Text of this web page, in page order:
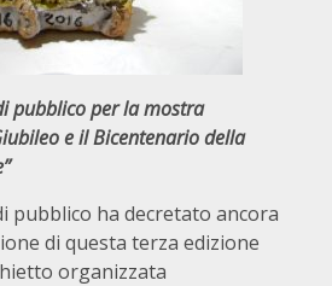
pubblico per la mostra
e il Bicentenario della
pubblico ha decretato ancora
di questa terza edizione
organizzata